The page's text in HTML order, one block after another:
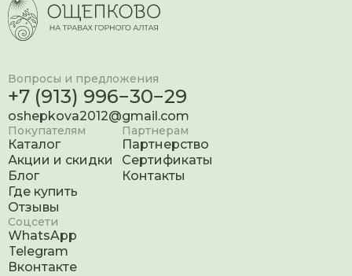
Вопросы и предложения
+7 (913) 996−30−29
oshepkova2012@gmail.com
Покупателям
Каталог
Акции и скидки
Блог
Где купить
Отзывы
Партнерам
Партнерство
Сертификаты
Контакты
Соцсети
WhatsApp
Telegram
Вконтакте